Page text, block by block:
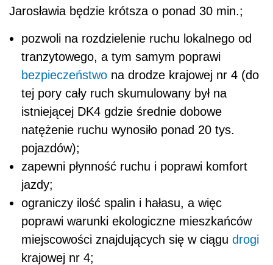
Jarosławia będzie krótsza o ponad 30 min.;
pozwoli na rozdzielenie ruchu lokalnego od
tranzytowego, a tym samym poprawi
bezpieczeństwo na drodze krajowej nr 4 (do
tej pory cały ruch skumulowany był na
istniejącej DK4 gdzie średnie dobowe
natężenie ruchu wynosiło ponad 20 tys.
pojazdów);
zapewni płynność ruchu i poprawi komfort
jazdy;
ograniczy ilość spalin i hałasu, a więc
poprawi warunki ekologiczne mieszkańców
miejscowości znajdujących się w ciągu drogi
krajowej nr 4;